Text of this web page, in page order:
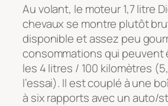
Au volant, le moteur 1,7 litre
chevaux se montre plutôt
disponible et assez peu
consommations qui peuvent
les 4 litres / 100 kilomètres
l’essai). Il est couplé à une
à six rapports avec un auto/